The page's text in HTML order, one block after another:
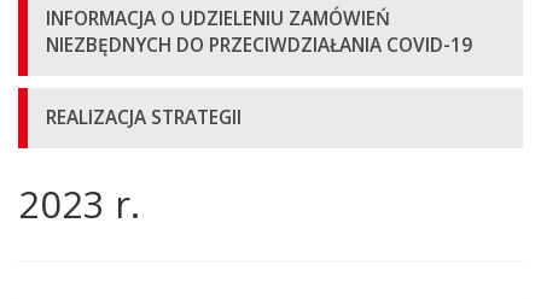
INFORMACJA O UDZIELENIU ZAMÓWIEŃ
NIEZBĘDNYCH DO PRZECIWDZIAŁANIA COVID-19
REALIZACJA STRATEGII
Główna
treść
2023 r.